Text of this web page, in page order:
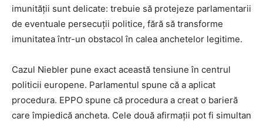
imunității sunt delicate: trebuie să protejeze parlamentarii
de eventuale persecuții politice, fără să transforme
imunitatea într-un obstacol în calea anchetelor legitime.
Cazul Niebler pune exact această tensiune în centrul
politicii europene. Parlamentul spune că a aplicat
procedura. EPPO spune că procedura a creat o barieră
care împiedică ancheta. Cele două afirmații pot fi simultan